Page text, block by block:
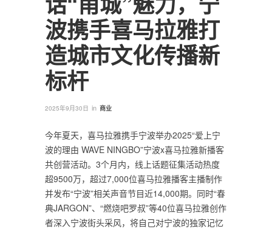
波携手喜马拉雅打
造城市文化传播新
标杆
2025年9月30日 in 商业
今年夏天，喜马拉雅携手宁波举办2025“爱上宁
波的理由 WAVE NINGBO”宁波x喜马拉雅新播客
共创营活动。3个月内，线上话题征集活动热度
超9500万，超过7,000位喜马拉雅播客主播制作
并发布“宁波”相关声音节目近14,000期。同时“春
典JARGON”、“燃烧吧罗叔”等40位喜马拉雅创作
者深入宁波街头采风，将自己对宁波的独家记忆